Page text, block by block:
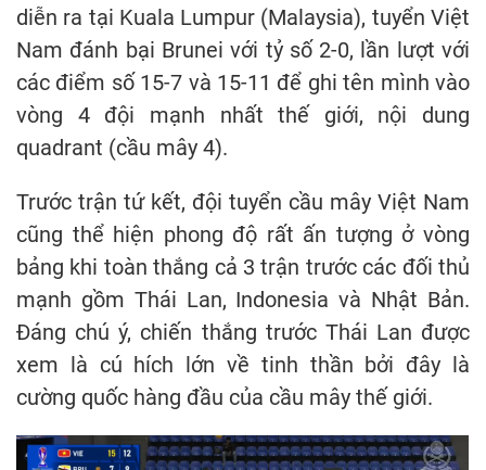
diễn ra tại Kuala Lumpur (Malaysia), tuyển Việt
Nam đánh bại Brunei với tỷ số 2-0, lần lượt với
các điểm số 15-7 và 15-11 để ghi tên mình vào
vòng 4 đội mạnh nhất thế giới, nội dung
quadrant (cầu mây 4).
Trước trận tứ kết, đội tuyển cầu mây Việt Nam
cũng thể hiện phong độ rất ấn tượng ở vòng
bảng khi toàn thắng cả 3 trận trước các đối thủ
mạnh gồm Thái Lan, Indonesia và Nhật Bản.
Đáng chú ý, chiến thắng trước Thái Lan được
xem là cú hích lớn về tinh thần bởi đây là
cường quốc hàng đầu của cầu mây thế giới.